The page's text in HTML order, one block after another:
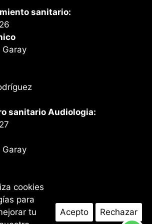
sanitario:
Garay
sanitario Audiologia:
Garay
Santander. Todos los derechos
cookies
para
tu
Acepto Rechazar